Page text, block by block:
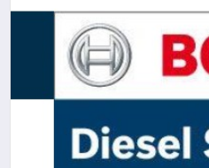
SIYASET
TEKNOLOJI